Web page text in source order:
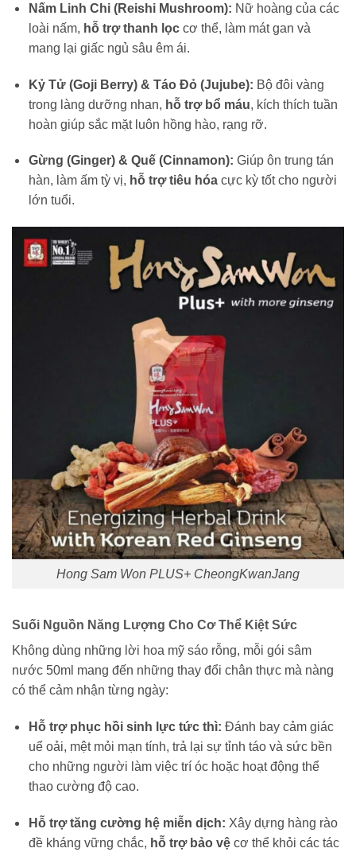
Nấm Linh Chi (Reishi Mushroom): Nữ hoàng của các
loài nấm, hỗ trợ thanh lọccơ thể, làm mát gan và
mang lại giấc ngủ sâu êm ái.
Kỷ Tử (Goji Berry) & Táo Đỏ (Jujube): Bộ đôi vàng
trong làng dưỡng nhan, hỗ trợ bổ máu, kích thích tuần
hoàn giúp sắc mặt luôn hồng hào, rạng rỡ.
Gừng (Ginger) & Quế (Cinnamon): Giúp ôn trung tán
hàn, làm ấm tỳ vị, hỗ trợ tiêu hóacực kỳ tốt cho người
lớn tuổi.
Hong Sam Won PLUS+ CheongKwanJang
Suối Nguồn Năng Lượng Cho Cơ Thể Kiệt Sức
Không dùng những lời hoa mỹ sáo rỗng, mỗi gói sâm
nước 50ml mang đến những thay đổi chân thực mà nàng
có thể cảm nhận từng ngày:
Hỗ trợ phục hồi sinh lực tức thì: Đánh bay cảm giác
uể oải, mệt mỏi mạn tính, trả lại sự tỉnh táo và sức bền
cho những người làm việc trí óc hoặc hoạt động thể
thao cường độ cao.
Hỗ trợ tăng cường hệ miễn dịch: Xây dựng hàng rào
đề kháng vững chắc, hỗ trợ bảo vệcơ thể khỏi các tác